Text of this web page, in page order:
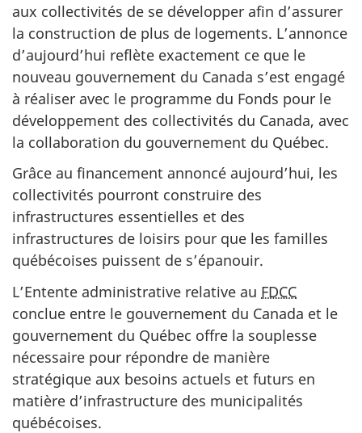
aux collectivités de se développer afin d’assurer
la construction de plus de logements. L’annonce
d’aujourd’hui reflète exactement ce que le
nouveau gouvernement du Canada s’est engagé
à réaliser avec le programme du Fonds pour le
développement des collectivités du Canada, avec
la collaboration du gouvernement du Québec.
Grâce au financement annoncé aujourd’hui, les
collectivités pourront construire des
infrastructures essentielles et des
infrastructures de loisirs pour que les familles
québécoises puissent de s’épanouir.
L’Entente administrative relative au FDCC
conclue entre le gouvernement du Canada et le
gouvernement du Québec offre la souplesse
nécessaire pour répondre de manière
stratégique aux besoins actuels et futurs en
matière d’infrastructure des municipalités
québécoises.